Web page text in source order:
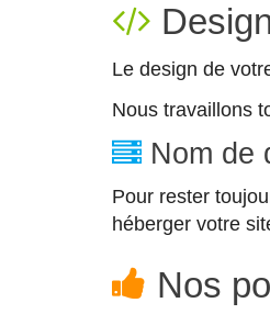
Le design de
Nous travaillons
Nom de
Pour rester
héberger votre
Nos